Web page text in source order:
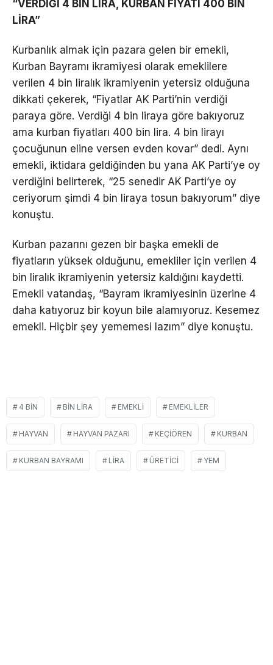
“VERDİĞİ 4 BİN LİRA, KURBAN FİYATI 400 BİN
LİRA”
Kurbanlık almak için pazara gelen bir emekli,
Kurban Bayramı ikramiyesi olarak emeklilere
verilen 4 bin liralık ikramiyenin yetersiz olduğuna
dikkati çekerek, “Fiyatlar AK Parti’nin verdiği
paraya göre. Verdiği 4 bin liraya göre bakıyoruz
ama kurban fiyatları 400 bin lira. 4 bin lirayı
çocuğunun eline versen evden kovar” dedi. Aynı
emekli, iktidara geldiğinden bu yana AK Parti’ye oy
verdiğini belirterek, “25 senedir AK Parti’ye oy
ceriyorum şimdi 4 bin liraya tosun bakıyorum” diye
konuştu.
Kurban pazarını gezen bir başka emekli de
fiyatların yüksek olduğunu, emekliler için verilen 4
bin liralık ikramiyenin yetersiz kaldığını kaydetti.
Emekli vatandaş, “Bayram ikramiyesinin üzerine 4
daha katıyoruz bir koyun bile alamıyoruz. Kesemez
emekli. Hiçbir şey yememesi lazım” diye konuştu.
4 BIN BIN LIRA EMEKLI EMEKLILER
HAYVAN HAYVAN PAZARI KEÇIÖREN KURBAN
KURBAN BAYRAMI LIRA ÜRETICI YEM